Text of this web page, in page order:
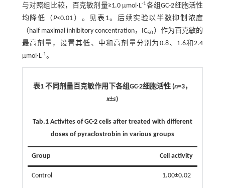
与对照组比较，百克敏剂量≥1.0 µmol·L-1各组GC-2细胞活性
均降低（P<0.01）。见表1。后续实验以半数抑制浓度
（half maximal inhibitory concentration，IC50 ）作为百克敏的
最高剂量，设置其低、中和高剂量分别为0.8、1.6和2.4
µmol·L-1。
表1 不同剂量百克敏作用下各组GC-2细胞活性 (n=3，
x±s)
Tab.1 Activites of GC-2 cells after treated with different
doses of pyraclostrobin in various groups
Group Cell activity
Control 1.00±0.02